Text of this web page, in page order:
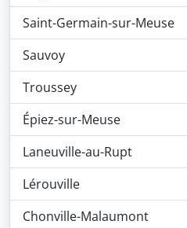
Saint-Germain-sur-Meuse
Sauvoy
Troussey
Épiez-sur-Meuse
Laneuville-au-Rupt
Lérouville
Chonville-Malaumont